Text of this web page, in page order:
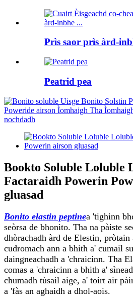
Prìs saor prìs àrd-
Peatrid pea
Bookto Soluble Loluble
Factaraidh Powerin
gluasad
Bonito elastin peptinea 'tighinn
seòrsa de bhonito. Tha na pàiste
dhòrachadh àrd de Elestin, pròtain
cudromach ann a bhith a' cumail
daingneachadh a 'chraicinn. Tha
comas a 'chraicinn a bhith a'
chumadh tùsail aige, a' toirt air
a 'fàs an aghaidh a dhol-aois.